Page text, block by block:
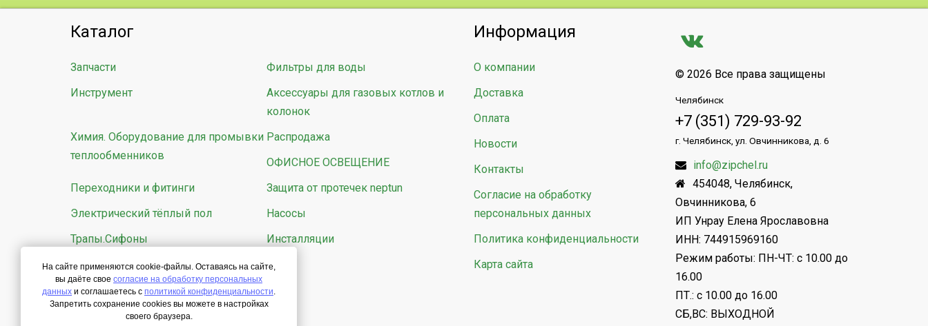
Каталог
Запчасти
Фильтры для воды
Инструмент
Аксессуары для газовых котлов и
колонок
Химия. Оборудование для промывки
теплообменников
Распродажа
ОФИСНОЕ ОСВЕЩЕНИЕ
Переходники и фитинги
Защита от протечек neptun
Электрический тёплый пол
Насосы
Трапы.Сифоны
Инсталляции
Информация
О компании
Доставка
Оплата
Новости
Контакты
Согласие на обработку
персональных данных
Политика конфиденциальности
Карта сайта
© 2026 Все права защищены
Челябинск
+7 (351) 729-93-92
г. Челябинск, ул. Овчинникова, д. 6
info@zipchel.ru
454048, Челябинск,
Овчинникова, 6
ИП Унрау Елена Ярославовна
ИНН: 744915969160
Режим работы: ПН-ЧТ: с 10.00 до
16.00
ПТ.: с 10.00 до 16.00
СБ,ВС: ВЫХОДНОЙ
На сайте применяются cookie-файлы. Оставаясь на сайте,
вы даёте свое согласие на обработку персональных
данных и соглашаетесь с политикой конфиденциальности.
Запретить сохранение cookies вы можете в настройках
своего браузера.